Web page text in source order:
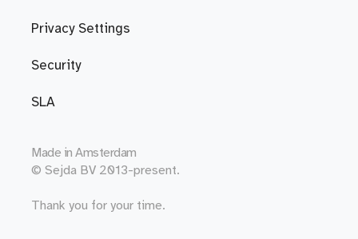
Privacy Settings
Security
SLA
Made in Amsterdam
© Sejda BV 2013-present.
Thank you for your time.